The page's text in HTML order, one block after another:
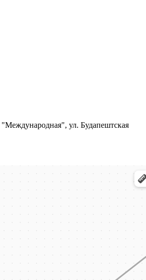
"Международная", ул. Будапештская